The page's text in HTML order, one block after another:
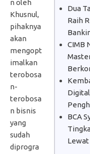
Dua
Raih
CIMB
BCA
n oleh
Khusnul,
pihaknya
akan
mengopt
imalkan
terobosa
n-
terobosa
n bisnis
yang
sudah
diprogra